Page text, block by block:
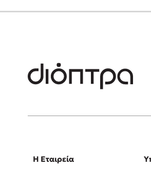
Η Εταιρεία